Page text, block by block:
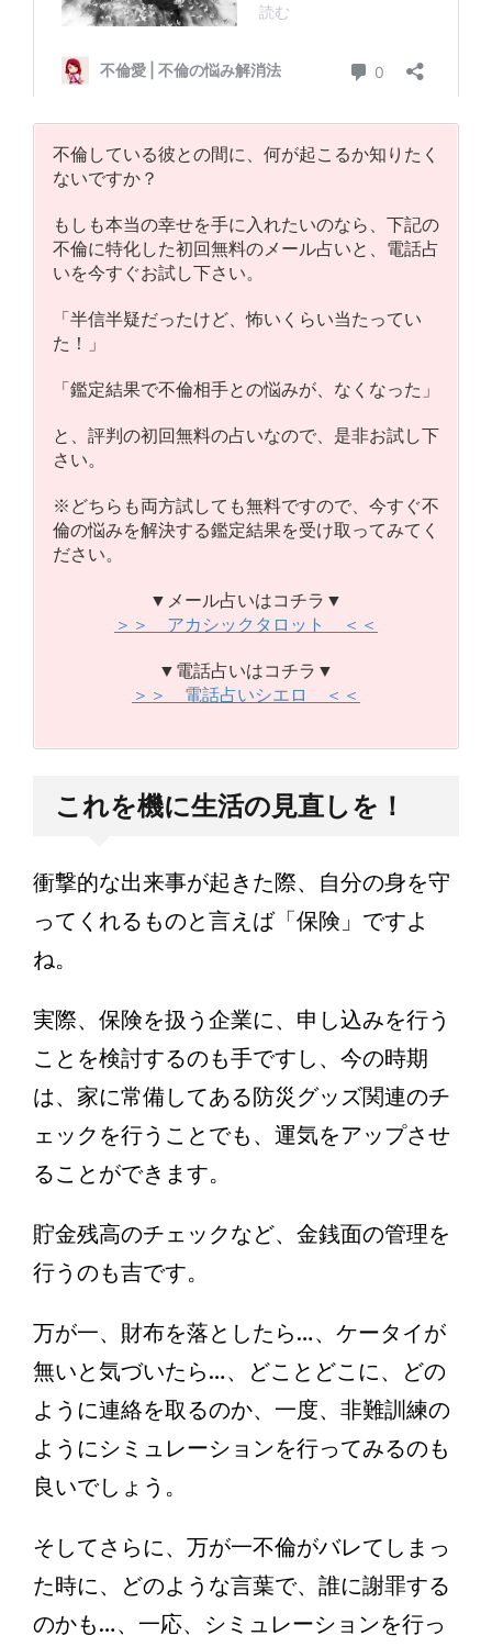
不倫している彼との間に、何が起こるか知りたく
ないですか？
もしも本当の幸せを手に入れたいのなら、下記の
不倫に特化した初回無料のメール占いと、電話占
いを今すぐお試し下さい。
「半信半疑だったけど、怖いくらい当たってい
た！」
「鑑定結果で不倫相手との悩みが、なくなった」
と、評判の初回無料の占いなので、是非お試し下
さい。
※どちらも両方試しても無料ですので、今すぐ不
倫の悩みを解決する鑑定結果を受け取ってみてく
ださい。
▼メール占いはコチラ▼
＞＞ アカシックタロット ＜＜
▼電話占いはコチラ▼
＞＞ 電話占いシエロ ＜＜
これを機に生活の見直しを！
衝撃的な出来事が起きた際、自分の身を守
ってくれるものと言えば「保険」ですよ
ね。
実際、保険を扱う企業に、申し込みを行う
ことを検討するのも手ですし、今の時期
は、家に常備してある防災グッズ関連のチ
ェックを行うことでも、運気をアップさせ
ることができます。
貯金残高のチェックなど、金銭面の管理を
行うのも吉です。
万が一、財布を落としたら…、ケータイが
無いと気づいたら…、どことどこに、どの
ように連絡を取るのか、一度、非難訓練の
ようにシミュレーションを行ってみるのも
良いでしょう。
そしてさらに、万が一不倫がバレてしまっ
た時に、どのような言葉で、誰に謝罪する
のかも…、一応、シミュレーションを行っ